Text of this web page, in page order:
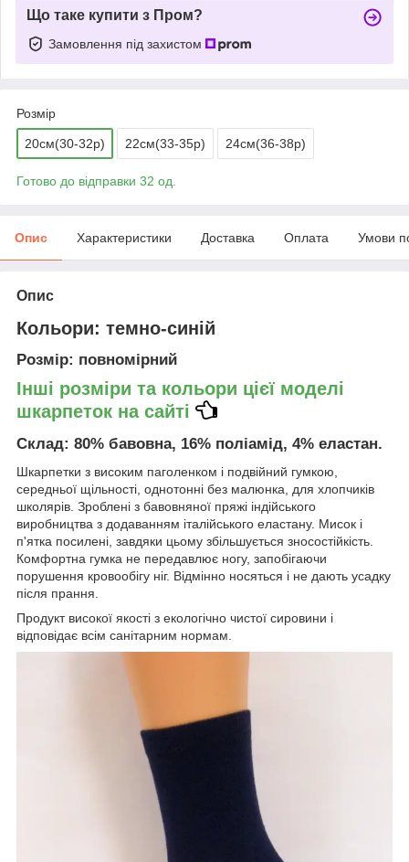
Що таке купити з Пром?
Замовлення під захистом
Розмір
20см(30-32р) 22см(33-35р) 24см(36-38р)
Готово до відправки 32 од.
Опис Характеристики Доставка Оплата Умови
Опис
Кольори: темно-синій
Розмір: повномірний
Інші розміри та кольори цієї моделі
шкарпеток на сайті
Склад: 80% бавовна, 16% поліамід, 4% еластан.
Шкарпетки з високим паголенком і подвійний гумкою,
середньої щільності, однотонні без малюнка, для хлопчиків
школярів. Зроблені з бавовняної пряжі індійського
виробництва з додаванням італійського еластану. Мисок і
п'ятка посилені, завдяки цьому збільшується зносостійкість.
Комфортна гумка не передавлює ногу, запобігаючи
порушення кровообігу ніг. Відмінно носяться і не дають усадку
після прання.
Продукт високої якості з екологічно чистої сировини і
відповідає всім санітарним нормам.